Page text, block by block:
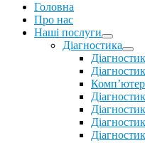
Головна
Про нас
Наші послуги
Діагностика